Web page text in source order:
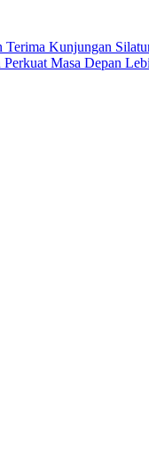
Terima Kunjungan
Masa Depan